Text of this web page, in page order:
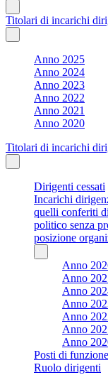
Titolari di incarichi
Anno 2025
Anno 2024
Anno 2023
Anno 2022
Anno 2021
Anno 2020
Titolari di incarichi
Dirigenti cessati
Incarichi
quelli conferiti
politico senza
posizione
Anno
Anno
Anno
Anno
Anno
Anno
Anno
Posti di
Ruolo dirigenti